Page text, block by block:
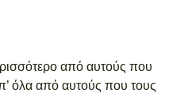
από αυτούς που
όλα από αυτούς που τους